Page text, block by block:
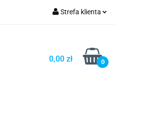
Strefa klienta
Zarejestruj się
Dodaj zgłoszenie
0,00 zł 0